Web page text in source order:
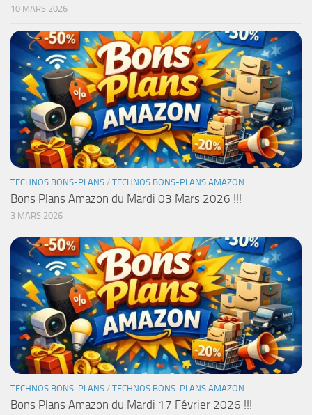
10 MARS 2026
TECHNOS BONS-PLANS / TECHNOS BONS-PLANS AMAZON
Bons Plans Amazon du Mardi 03 Mars 2026 !!!
3 MARS 2026
TECHNOS BONS-PLANS / TECHNOS BONS-PLANS AMAZON
Bons Plans Amazon du Mardi 17 Février 2026 !!!